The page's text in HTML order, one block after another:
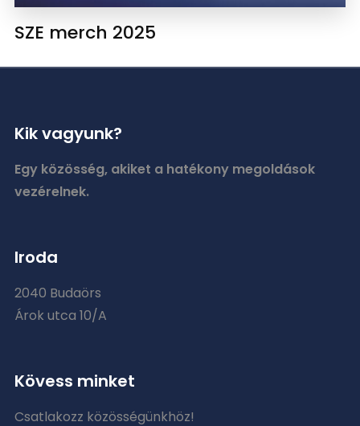
SZE merch 2025
Kik vagyunk?
Egy közösség, akiket a hatékony megoldások
vezérelnek.
Iroda
2040 Budaörs
Árok utca 10/A
Kövess minket
Csatlakozz közösségünkhöz!